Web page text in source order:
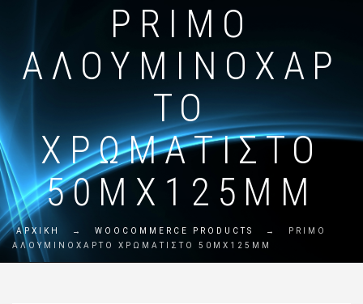
PRIMO
ΑΛΟΥΜΙΝΌΧΑΡ
ΤΟ
ΧΡΩΜΑΤΙΣΤΌ
50MX125MM
ΑΡΧΙΚΗ → WOOCOMMERCE PRODUCTS →
PRIMO
ΑΛΟΥΜΙΝΌΧΑΡΤΟ ΧΡΩΜΑΤΙΣΤΌ 50MX125MM